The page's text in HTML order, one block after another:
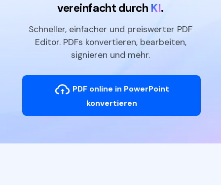
vereinfacht durch KI.
Schneller, einfacher und preiswerter PDF
Editor. PDFs konvertieren, bearbeiten,
signieren und mehr.
PDF online in PowerPoint
konvertieren